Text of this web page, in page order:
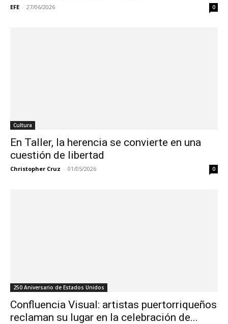
EFE - 27/06/2026 0
Cultura
En Taller, la herencia se convierte en una
cuestión de libertad
Christopher Cruz - 01/05/2026 0
250 Aniversario de Estados Unidos
Confluencia Visual: artistas puertorriqueños
reclaman su lugar en la celebración de...